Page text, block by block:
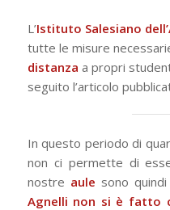
L’Istituto Salesiano
tutte le misure
distanza a propri
seguito l’articolo
In questo periodo di
non ci permette di
nostre aule sono
Agnelli non si è fatto